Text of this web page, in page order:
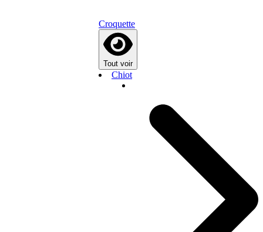
Croquette
Tout voir
Chiot